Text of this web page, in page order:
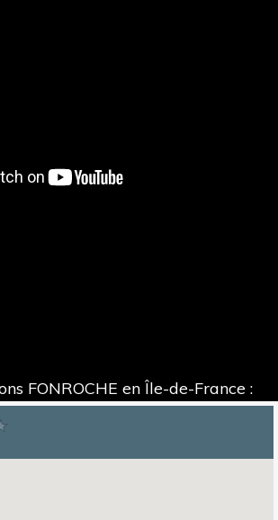
FONROCHE en Île-de-France :